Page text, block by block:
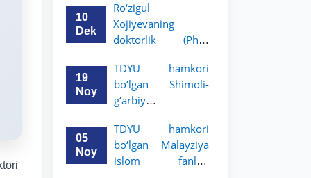
imkoniyat!
10
Dek
Ro‘zigul
Xojiyevaning
doktorlik (PhD)
himoyasi bo‘lib
o‘tadi
19
Noy
TDYU hamkori
bo‘lgan Shimoli-
g‘arbiy
huquq universiteti
2-3-kurs talabalari
uchun akademik
05
Noy
TDYU hamkori
bo‘lgan Malayziya
islom fanlari